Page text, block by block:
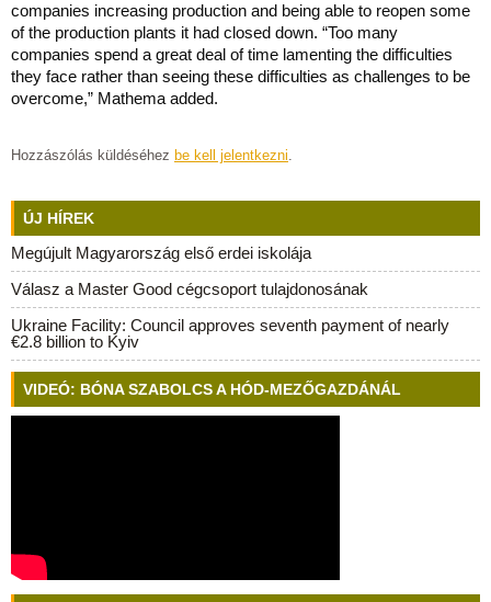
companies increasing production and being able to reopen some
of the production plants it had closed down. “Too many
companies spend a great deal of time lamenting the difficulties
they face rather than seeing these difficulties as challenges to be
overcome,” Mathema added.
Hozzászólás küldéséhez be kell jelentkezni.
ÚJ HÍREK
Megújult Magyarország első erdei iskolája
Válasz a Master Good cégcsoport tulajdonosának
Ukraine Facility: Council approves seventh payment of nearly
€2.8 billion to Kyiv
VIDEÓ: BÓNA SZABOLCS A HÓD-MEZŐGAZDÁNÁL